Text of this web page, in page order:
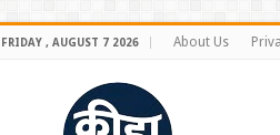
FRIDAY , AUGUST 7 2026 About Us